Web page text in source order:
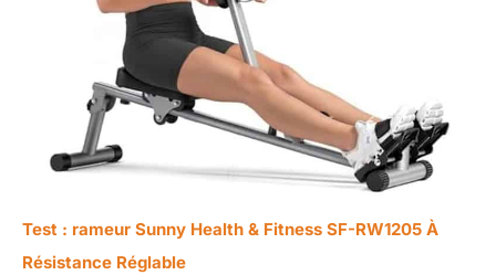
Test : rameur Sunny Health & Fitness SF-RW1205 À
Résistance Réglable